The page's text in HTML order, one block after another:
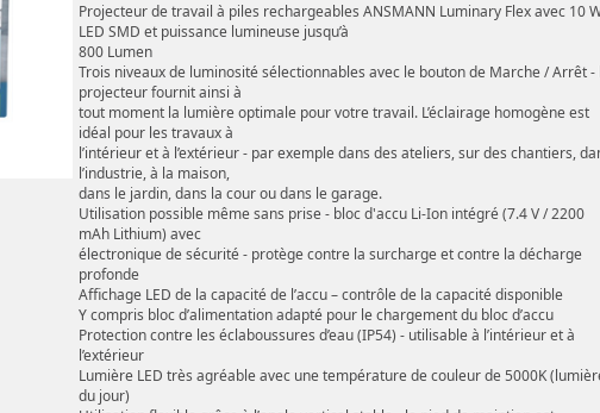
Projecteur de travail à piles rechargeables ANSMANN Luminary Flex avec 10
LED SMD et puissance lumineuse jusqu’à
800 Lumen
Trois niveaux de luminosité sélectionnables avec le bouton de Marche / Arrêt -
projecteur fournit ainsi à
tout moment la lumière optimale pour votre travail. L’éclairage homogène est
idéal pour les travaux à
l’intérieur et à l’extérieur - par exemple dans des ateliers, sur des chantiers,
l’industrie, à la maison,
dans le jardin, dans la cour ou dans le garage.
Utilisation possible même sans prise - bloc d'accu Li-Ion intégré (7.4 V / 2200
mAh Lithium) avec
électronique de sécurité - protège contre la surcharge et contre la décharge
profonde
Affichage LED de la capacité de l’accu – contrôle de la capacité disponible
Y compris bloc d’alimentation adapté pour le chargement du bloc d’accu
Protection contre les éclaboussures d’eau (IP54) - utilisable à l’intérieur et à
l’extérieur
Lumière LED très agréable avec une température de couleur de 5000K
du jour)